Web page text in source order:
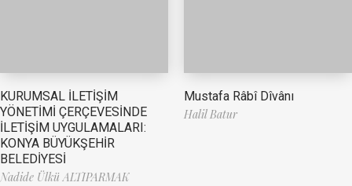
KURUMSAL İLETİŞİM
YÖNETİMİ ÇERÇEVESİNDE
İLETİŞİM UYGULAMALARI:
KONYA BÜYÜKŞEHİR
BELEDİYESİ
Nadide Ülkü ALTIPARMAK
Mustafa Râbî Dîvânı
Halil Batur